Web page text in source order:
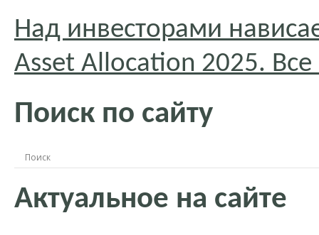
Над инвесторами
Asset Allocation 2025. Все
Поиск по сайту
Актуальное на сайте